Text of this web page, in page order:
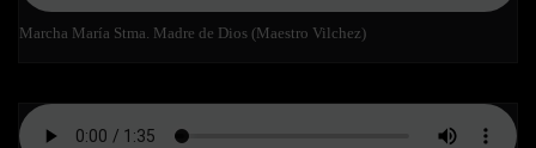
Marcha María Stma. Madre de Dios (Maestro Vilchez)